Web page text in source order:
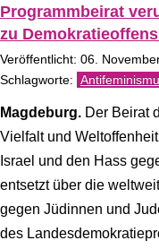
Programmbeirat
zu
Veröffentlicht: 06.
Magdeburg. Der Beirat
Vielfalt und
Israel und den Hass
entsetzt über die
gegen Jüdinnen und
des